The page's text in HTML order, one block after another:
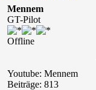
Mennem
GT-Pilot
Offline
Youtube: Mennem
Beiträge: 813